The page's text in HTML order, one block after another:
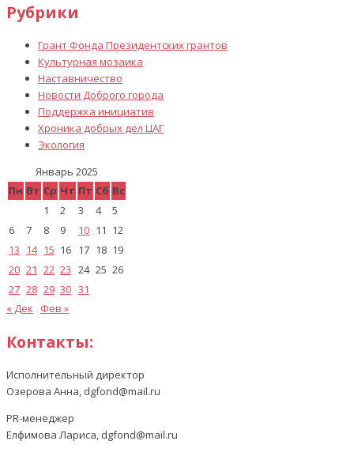
Рубрики
Грант Фонда Президентских грантов
Культурная мозаика
Наставничество
Новости Доброго города
Поддержка инициатив
Хроника добрых дел ЦАГ
Экология
Январь 2025
Пн Вт Ср Чт Пт Сб Вс
1
2 3 4
5
6
7 8 9 10 11 12
13 14 15 16 17 18 19
20 21 22 23 24 25 26
27 28 29 30 31
« Дек
Фев »
Контакты:
Исполнительный директор
Озерова Анна, dgfond@mail.ru
PR-менеджер
Елфимова Лариса, dgfond@mail.ru